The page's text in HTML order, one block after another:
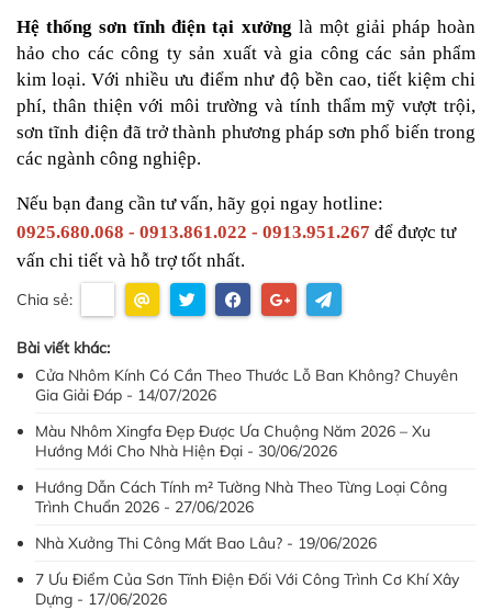
Hệ thống sơn tĩnh điện tại xưởng là một giải pháp hoàn
hảo cho các công ty sản xuất và gia công các sản phẩm
kim loại. Với nhiều ưu điểm như độ bền cao, tiết kiệm chi
phí, thân thiện với môi trường và tính thẩm mỹ vượt trội,
sơn tĩnh điện đã trở thành phương pháp sơn phổ biến trong
các ngành công nghiệp.
0925.680.068 - 0913.861.022 - 0913.951.267 để được tư
vấn chi tiết và hỗ trợ tốt nhất.
Chia sẻ:
Bài viết khác:
Cửa Nhôm Kính Có Cần Theo Thước Lỗ Ban Không? Chuyên
Gia Giải Đáp - 14/07/2026
Màu Nhôm Xingfa Đẹp Được Ưa Chuộng Năm 2026 – Xu
Hướng Mới Cho Nhà Hiện Đại - 30/06/2026
Hướng Dẫn Cách Tính m² Tường Nhà Theo Từng Loại Công
Trình Chuẩn 2026 - 27/06/2026
Nhà Xưởng Thi Công Mất Bao Lâu? - 19/06/2026
7 Ưu Điểm Của Sơn Tĩnh Điện Đối Với Công Trình Cơ Khí Xây
Dựng - 17/06/2026